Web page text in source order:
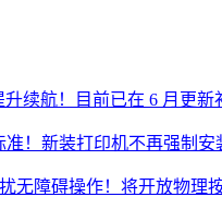
续航！目前已在 6 月更新
准！新装打印机不再强制安
无障碍操作！将开放物理